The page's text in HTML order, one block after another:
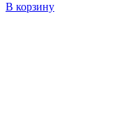
В корзину